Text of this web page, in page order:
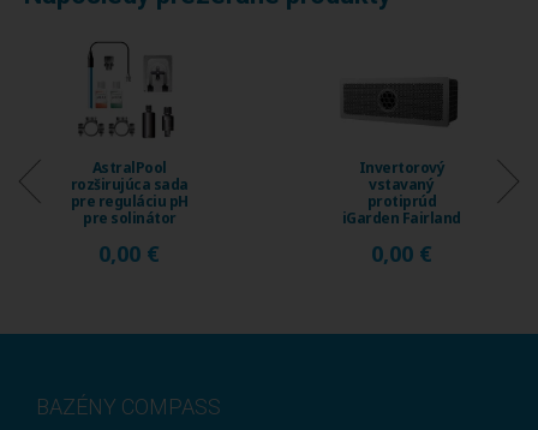
Invertorový
vstavaný
protiprúd
iGarden Fairland
230 ...
0,00 €
Invertorový
vstavaný
protiprúd
iGarden Fairland
120 ...
0,00 €
BAZÉNY COMPASS